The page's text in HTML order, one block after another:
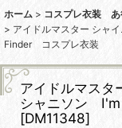
ホーム > コスプレ衣装 あ
> アイドルマスター シ
Finder コスプレ衣装
アイドルマス
シャニソン
[DM11348]